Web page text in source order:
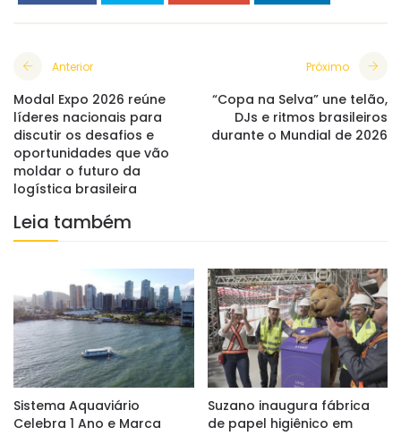
Anterior
Modal Expo 2026 reúne
líderes nacionais para
discutir os desafios e
oportunidades que vão
moldar o futuro da
logística brasileira
Próximo
“Copa na Selva” une telão,
DJs e ritmos brasileiros
durante o Mundial de 2026
Leia também
Sistema Aquaviário
Celebra 1 Ano e Marca
Suzano inaugura fábrica
de papel higiênico em